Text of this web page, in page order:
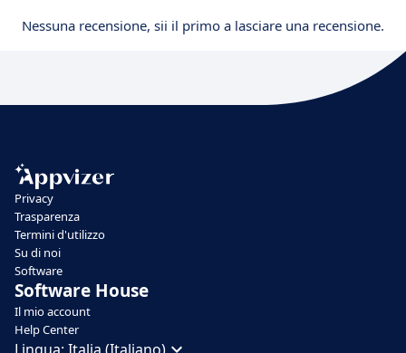
Nessuna recensione, sii il primo a lasciare una recensione.
Privacy
Trasparenza
Termini d'utilizzo
Su di noi
Software
Software House
Il mio account
Help Center